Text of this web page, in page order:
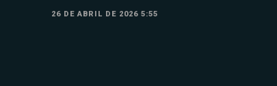
26 DE ABRIL DE 2026 5:55